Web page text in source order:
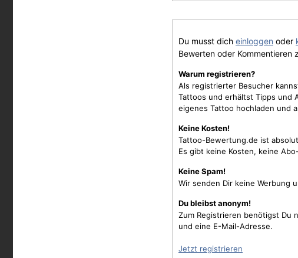
Du musst dich einloggen oder
Bewerten oder Kommentieren
Warum registrieren?
Als registrierter Besucher
Tattoos und erhältst Tipps und
eigenes Tattoo hochladen und
Keine Kosten!
Tattoo-Bewertung.de ist
Es gibt keine Kosten, keine
Keine Spam!
Wir senden Dir keine Werbung
Du bleibst anonym!
Zum Registrieren benötigst Du
und eine E-Mail-Adresse.
Jetzt registrieren